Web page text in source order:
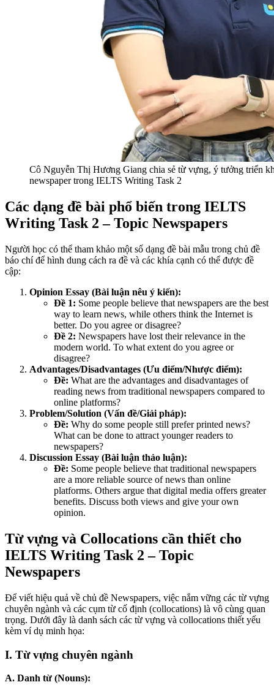
Cô Nguyễn Thị Hương Giang chia sẻ từ vựng, ý tưởng triển
newspaper trong IELTS Writing Task 2
Các dạng đề bài phổ biến trong IELTS
Writing Task 2 – Topic Newspapers
Người học có thể tham khảo một số dạng đề bài mẫu trong chủ đề
báo chí để hình dung cách ra đề và các khía cạnh có thể được đề
cập:
Opinion Essay (Bài luận nêu ý kiến):
Đề 1: Some people believe that newspapers are the best
way to learn news, while others think the Internet is
better. Do you agree or disagree?
Đề 2: Newspapers have lost their relevance in the
modern world. To what extent do you agree or
disagree?
Advantages/Disadvantages (Ưu điểm/Nhược điểm):
Đề: What are the advantages and disadvantages of
reading news from traditional newspapers compared to
online platforms?
Problem/Solution (Vấn đề/Giải pháp):
Đề: Why do some people still prefer printed news?
What can be done to attract younger readers to
newspapers?
Discussion Essay (Bài luận thảo luận):
Đề: Some people believe that traditional newspapers
are a more reliable source of news than online
platforms. Others argue that digital media offers greater
benefits. Discuss both views and give your own
opinion.
Từ vựng và Collocations cần thiết cho
IELTS Writing Task 2 – Topic
Newspapers
Để viết hiệu quả về chủ đề Newspapers, việc nắm vững các từ vựng
chuyên ngành và các cụm từ cố định (collocations) là vô cùng quan
trọng. Dưới đây là danh sách các từ vựng và collocations thiết yếu
kèm ví dụ minh họa:
I. Từ vựng chuyên ngành
A. Danh từ (Nouns):